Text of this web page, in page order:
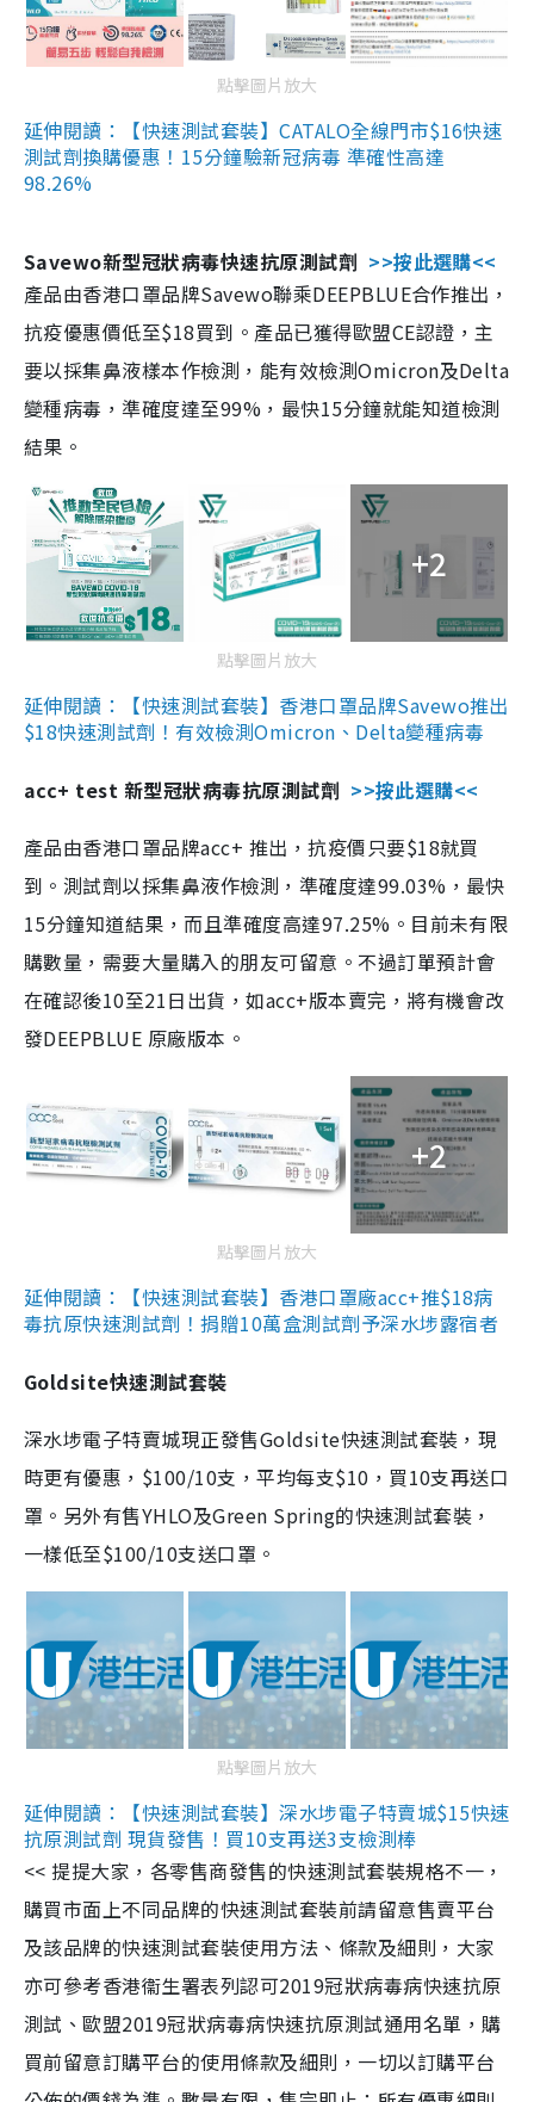
點擊圖片放大
延伸閱讀：【快速測試套裝】CATALO全線門市$16快速
測試劑換購優惠！15分鐘驗新冠病毒 準確性高達
98.26%
Savewo新型冠狀病毒快速抗原測試劑 >>按此選購<<
產品由香港口罩品牌Savewo聯乘DEEPBLUE合作推出，
抗疫優惠價低至$18買到。產品已獲得歐盟CE認證，主
要以採集鼻液樣本作檢測，能有效檢測Omicron及Delta
變種病毒，準確度達至99%，最快15分鐘就能知道檢測
結果。
+2
點擊圖片放大
延伸閱讀：【快速測試套裝】香港口罩品牌Savewo推出
$18快速測試劑！有效檢測Omicron、Delta變種病毒
acc+ test 新型冠狀病毒抗原測試劑 >>按此選購<<
產品由香港口罩品牌acc+ 推出，抗疫價只要$18就買
到。測試劑以採集鼻液作檢測，準確度達99.03%，最快
15分鐘知道結果，而且準確度高達97.25%。目前未有限
購數量，需要大量購入的朋友可留意。不過訂單預計會
在確認後10至21日出貨，如acc+版本賣完，將有機會改
發DEEPBLUE 原廠版本。
+2
點擊圖片放大
延伸閱讀：【快速測試套裝】香港口罩廠acc+推$18病
毒抗原快速測試劑！捐贈10萬盒測試劑予深水埗露宿者
Goldsite快速測試套裝
深水埗電子特賣城現正發售Goldsite快速測試套裝，現
時更有優惠，$100/10支，平均每支$10，買10支再送口
罩。另外有售YHLO及Green Spring的快速測試套裝，
一樣低至$100/10支送口罩。
點擊圖片放大
延伸閱讀：【快速測試套裝】深水埗電子特賣城$15快速
抗原測試劑 現貨發售！買10支再送3支檢測棒
<< 提提大家，各零售商發售的快速測試套裝規格不一，
購買市面上不同品牌的快速測試套裝前請留意售賣平台
及該品牌的快速測試套裝使用方法、條款及細則，大家
亦可參考香港衞生署表列認可2019冠狀病毒病快速抗原
測試、歐盟2019冠狀病毒病快速抗原測試通用名單，購
買前留意訂購平台的使用條款及細則，一切以訂購平台